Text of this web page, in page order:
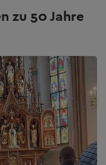
zu 50 Jahre